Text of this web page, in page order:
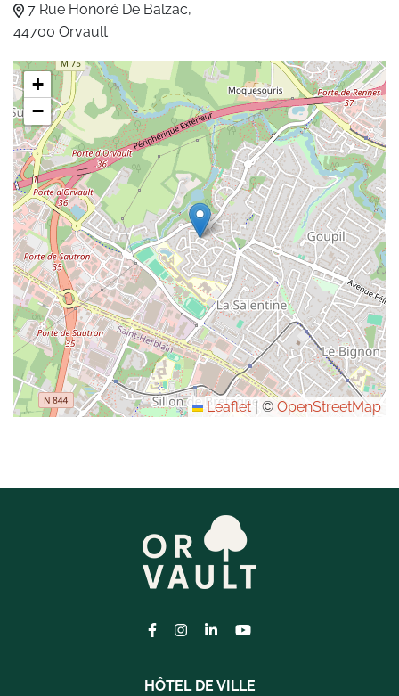
7 Rue Honoré De Balzac,
44700 Orvault
+
−
Leaflet | © OpenStreetMap
Lien vers le compte Facebook
Lien vers le compte Instagram
Lien vers le compte Linkedin
Lien vers la chaîne
HÔTEL DE VILLE